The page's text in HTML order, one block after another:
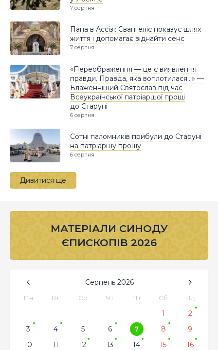
7 серпня
Папа в Ассізі: Євангеліє показує шлях
життя і допомагає віднайти сенс
7 серпня
«Переображення — це є виявлення
правди. Правда, яка воплотилася…» —
Блаженніший Святослав під час
Всеукраїнської патріаршої прощі
до Старуні
6 серпня
Сотні паломників прибули до Старуні
на патріаршу прощу
6 серпня
Дивитися ще
МАТЕРІАЛИ СИНОДУ
ЄПИСКОПІВ 2026
Серпень 2026
Пн Вт Ср Чт Пт Сб Нд
1
2
3
4 5 6 7 8
9
10
11 12 13 14 15
16